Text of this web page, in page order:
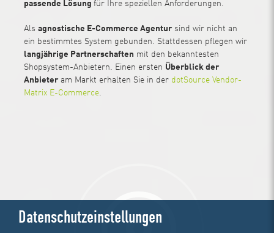
passende Lösungfür Ihre speziellen Anforderungen.
Alsagnostische E-Commerce Agentur sind wir nicht an
ein bestimmtes System gebunden. Stattdessen pflegen wir
langjährige Partnerschaften mit den bekanntesten
Shopsystem-Anbietern. Einen ersten Überblick der
Anbieter am Markt erhalten Sie in der dotSource Vendor-
Matrix E-Commerce.
Datenschutzeinstellungen